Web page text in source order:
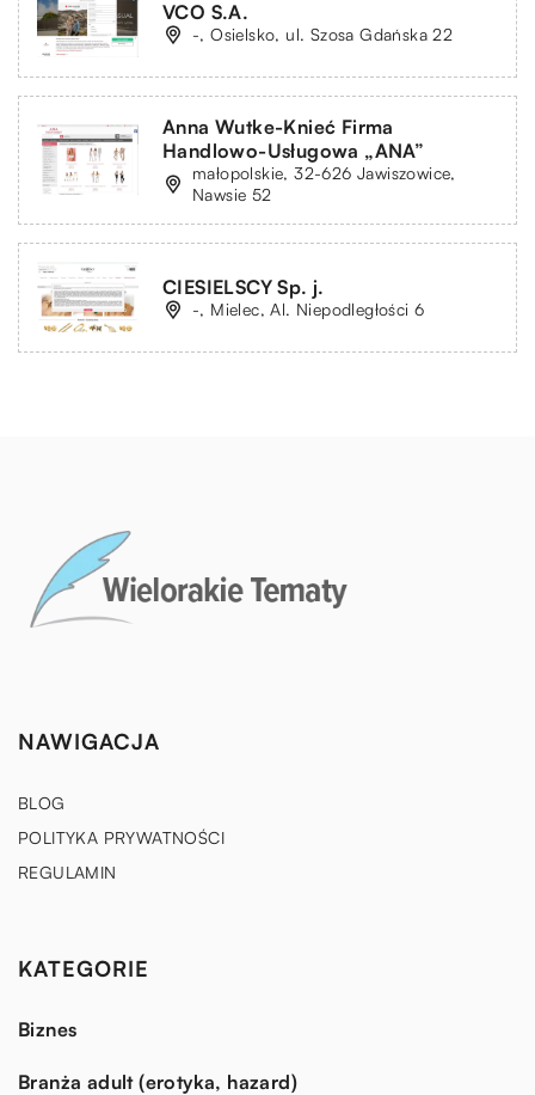
VCO S.A.
-, Osielsko, ul. Szosa Gdańska 22
Anna Wutke-Knieć Firma
Handlowo-Usługowa „ANA”
małopolskie, 32-626 Jawiszowice,
Nawsie 52
CIESIELSCY Sp. j.
-, Mielec, Al. Niepodległości 6
NAWIGACJA
BLOG
POLITYKA PRYWATNOŚCI
REGULAMIN
KATEGORIE
Biznes
Branża adult (erotyka, hazard)